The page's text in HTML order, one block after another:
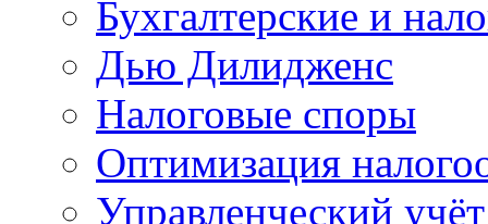
Бухгалтерские и
Дью Дилидженс
Налоговые споры
Оптимизация
Управленческий учёт